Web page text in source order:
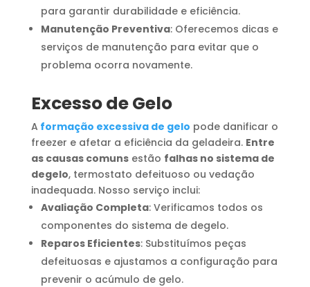
para garantir durabilidade e eficiência.
Manutenção Preventiva: Oferecemos dicas e
serviços de manutenção para evitar que o
problema ocorra novamente.
Excesso de Gelo
A formação excessiva de gelo pode danificar o
freezer e afetar a eficiência da geladeira. Entre
as causas comunsestão falhas no sistema de
degelo, termostato defeituoso ou vedação
inadequada. Nosso serviço inclui:
Avaliação Completa: Verificamos todos os
componentes do sistema de degelo.
Reparos Eficientes: Substituímos peças
defeituosas e ajustamos a configuração para
prevenir o acúmulo de gelo.